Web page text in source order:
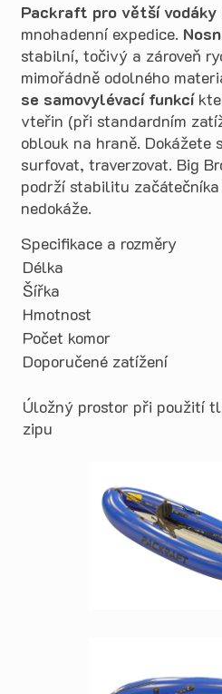
Packraft pro větší vodáky
mnohadenní expedice.
stabilní, točivý a zároveň
mimořádně odolného
se samovylévací funkcí
vteřin (při standardním
oblouk na hraně. Dokážete
surfovat, traverzovat. Big
podrží stabilitu
nedokáže.
Specifikace a rozměry
Délka
Šířka
Hmotnost
Počet komor
Doporučené zatížení
Úložný prostor při použití
zipu